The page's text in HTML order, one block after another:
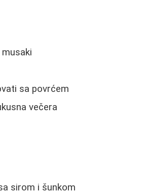
sa povrćem
večera
sirom i šunkom